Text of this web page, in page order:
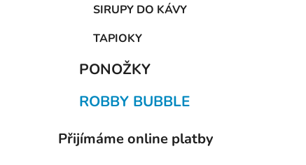
SIRUPY DO KÁVY
TAPIOKY
PONOŽKY
ROBBY BUBBLE
Přijímáme online platby